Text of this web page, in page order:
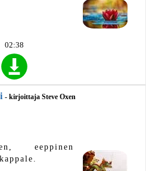
02:38
- kirjoittaja Steve Oxen
eeppinen